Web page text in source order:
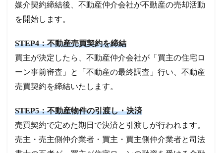
媒介契約締結後、不動産仲介会社が不動産の売却活動
を開始します。
STEP4：不動産売買契約を締結
買主が決定したら、不動産仲介会社が「買主の住宅ロ
ーン事前審査」と「不動産の最終調査」行い、不動産
売買契約を締結いたします。
STEP5：不動産物件の引渡し・決済
売買契約で定めた期日で決済と引渡しが行われます。
売主・売主側仲介業者・買主・買主側仲介業者と司法